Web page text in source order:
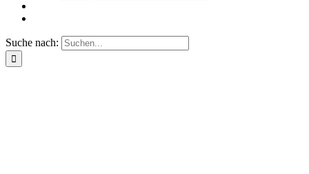
Suche nach: